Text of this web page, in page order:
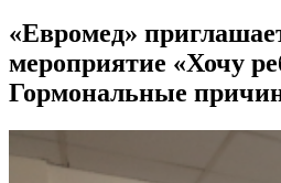
«Евромед»
мероприятие «Хочу
Гормональные